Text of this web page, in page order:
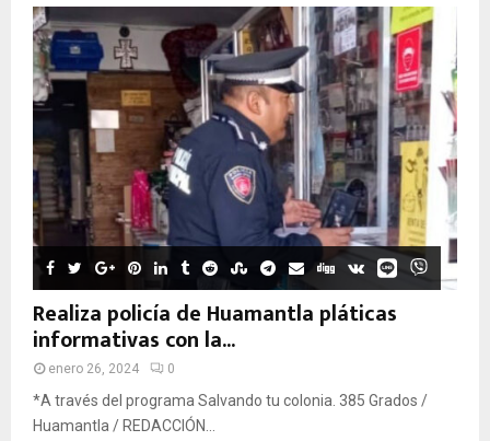
Realiza policía de Huamantla pláticas
informativas con la...
enero 26, 2024 0
*A través del programa Salvando tu colonia. 385 Grados /
Huamantla / REDACCIÓN...